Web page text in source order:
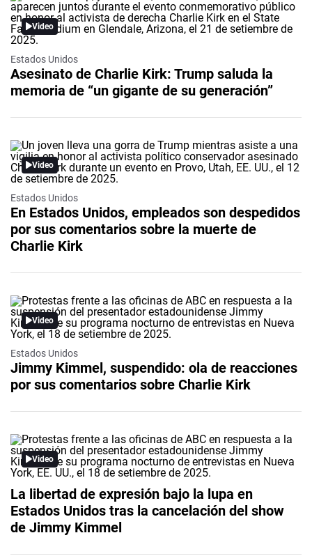
Video
Estados Unidos
Asesinato de Charlie Kirk: Trump saluda la
memoria de “un gigante de su generación”
Video
Estados Unidos
En Estados Unidos, empleados son despedidos
por sus comentarios sobre la muerte de
Charlie Kirk
Video
Estados Unidos
Jimmy Kimmel, suspendido: ola de reacciones
por sus comentarios sobre Charlie Kirk
Video
La libertad de expresión bajo la lupa en
Estados Unidos tras la cancelación del show
de Jimmy Kimmel